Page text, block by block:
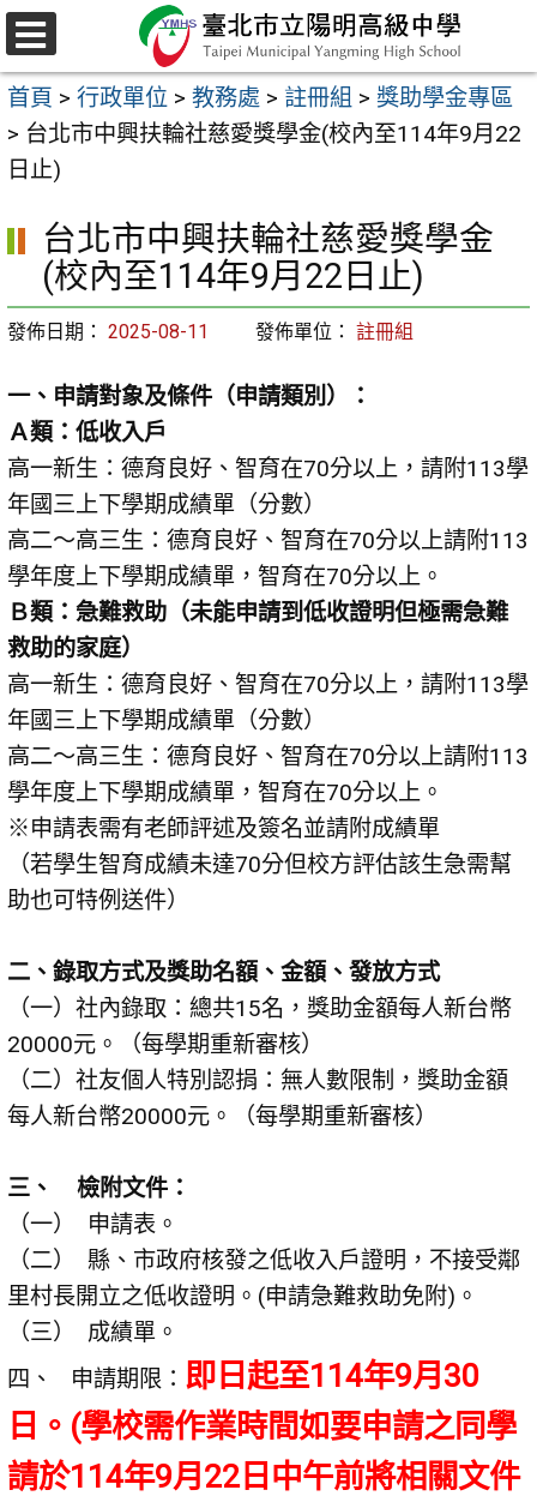
跳
至
主
要
內
區
選
單
首頁 > 行政單位 > 教務處 > 註冊組 > 獎助學金專區
> 台北市中興扶輪社慈愛獎學金(校內至114年9月22
日止)
台北市中興扶輪社慈愛獎學金
(校內至114年9月22日止)
發佈日期： 2025-08-11 發佈單位： 註冊組
一、申請對象及條件（申請類別）：
Ａ類：低收入戶
高一新生：德育良好、智育在70分以上，請附113學
年國三上下學期成績單（分數）
高二～高三生：德育良好、智育在70分以上請附113
學年度上下學期成績單，智育在70分以上。
Ｂ類：急難救助（未能申請到低收證明但極需急難
救助的家庭）
高一新生：德育良好、智育在70分以上，請附113學
年國三上下學期成績單（分數）
高二～高三生：德育良好、智育在70分以上請附113
學年度上下學期成績單，智育在70分以上。
※申請表需有老師評述及簽名並請附成績單
（若學生智育成績未達70分但校方評估該生急需幫
助也可特例送件）
二、錄取方式及獎助名額、金額、發放方式
（一）社內錄取：總共15名，獎助金額每人新台幣
20000元。（每學期重新審核）
（二）社友個人特別認捐：無人數限制，獎助金額
每人新台幣20000元。（每學期重新審核）
三、 檢附文件：
（一） 申請表。
（二） 縣、市政府核發之低收入戶證明，不接受鄰
里村長開立之低收證明。(申請急難救助免附)。
（三） 成績單。
四、 申請期限： 即日起至114年9月30
日。(學校需作業時間如要申請之同學
請於114年9月22日中午前將相關文件